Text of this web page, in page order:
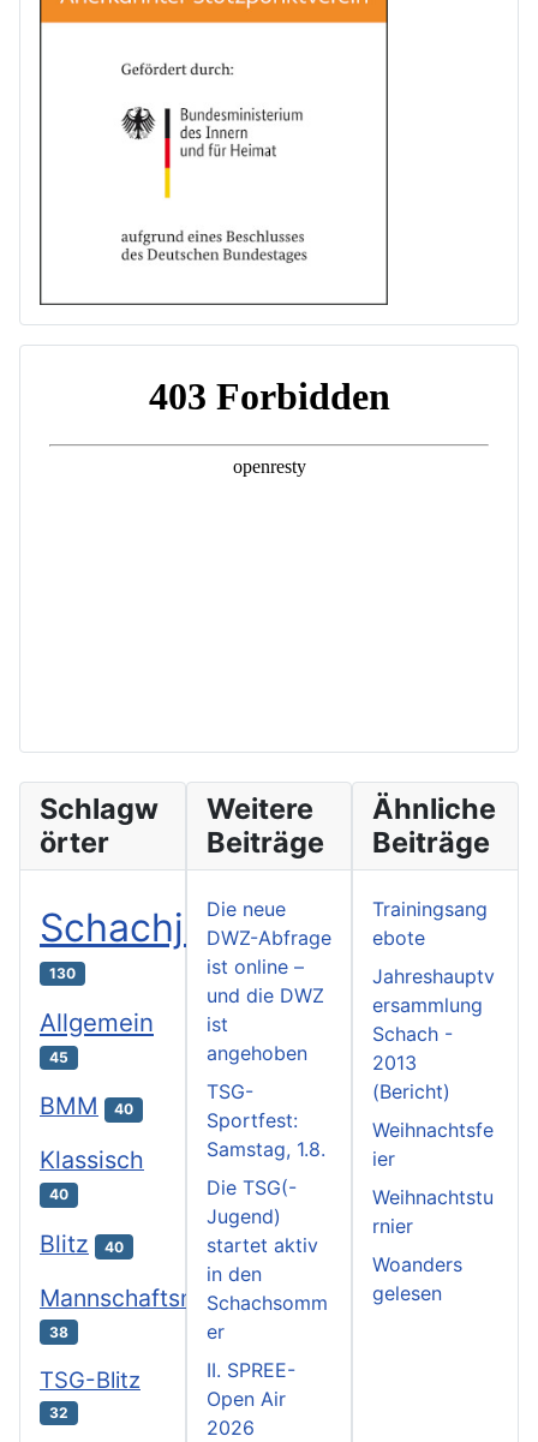
Schlagw
örter
Schachjugend
130
Allgemein
45
BMM 40
Klassisch
40
Blitz 40
Mannschaftsmeisterschaften
38
TSG-Blitz
32
Weitere
Beiträge
Die neue
DWZ-Abfrage
ist online –
und die DWZ
ist
angehoben
TSG-
Sportfest:
Samstag, 1.8.
Die TSG(-
Jugend)
startet aktiv
in den
Schachsomm
er
II. SPREE-
Open Air
2026
Ähnliche
Beiträge
Trainingsang
ebote
Jahreshauptv
ersammlung
Schach -
2013
(Bericht)
Weihnachtsfe
ier
Weihnachtstu
rnier
Woanders
gelesen